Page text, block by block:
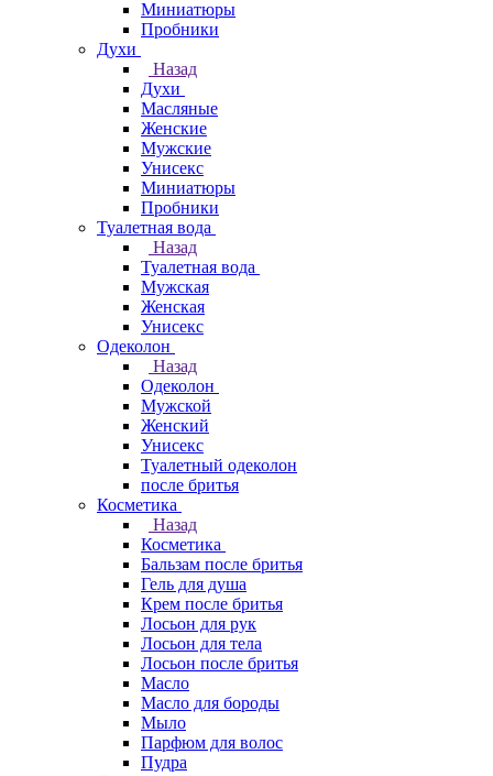
Миниатюры
Пробники
Духи
Назад
Духи
Масляные
Женские
Мужские
Унисекс
Миниатюры
Пробники
Туалетная вода
Назад
Туалетная вода
Мужская
Женская
Унисекс
Одеколон
Назад
Одеколон
Мужской
Женский
Унисекс
Туалетный одеколон
после бритья
Косметика
Назад
Косметика
Бальзам после бритья
Гель для душа
Крем после бритья
Лосьон для рук
Лосьон для тела
Лосьон после бритья
Масло
Масло для бороды
Мыло
Парфюм для волос
Пудра